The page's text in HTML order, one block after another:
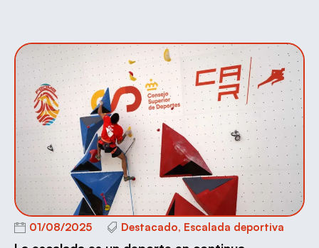
01/08/2025 Destacado, Escalada deportiva